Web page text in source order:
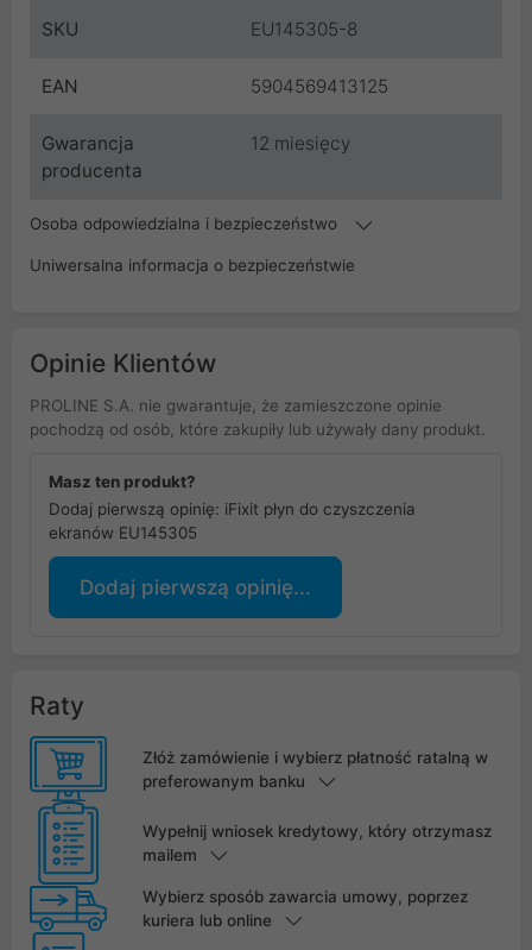
SKU EU145305-8
EAN 5904569413125
Gwarancja
producenta
12 miesięcy
Osoba odpowiedzialna i bezpieczeństwo
Uniwersalna informacja o bezpieczeństwie
Opinie Klientów
PROLINE S.A. nie gwarantuje, że zamieszczone opinie
pochodzą od osób, które zakupiły lub używały dany produkt.
Masz ten produkt?
Dodaj pierwszą opinię: iFixit płyn do czyszczenia
ekranów EU145305
Dodaj pierwszą opinię...
Raty
Złóż zamówienie i wybierz płatność ratalną w
preferowanym banku
Wypełnij wniosek kredytowy, który otrzymasz
mailem
Wybierz sposób zawarcia umowy, poprzez
kuriera lub online